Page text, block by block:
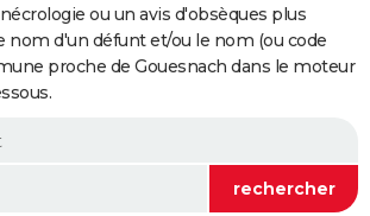
ville
ou un avis d'obsèques plus
nom d'un défunt et/ou le nom (ou code
proche de Gouesnach dans le moteur